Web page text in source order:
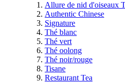
Allure de nid d'oiseaux
Authentic Chinese
Signature
Thé blanc
Thé vert
Thé oolong
Thé noir/rouge
Tisane
Restaurant Tea